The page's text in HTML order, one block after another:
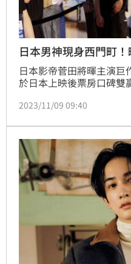
日本男神現身西門町
日本影帝菅田將暉主演巨
於日本上映後票房口碑雙
太在片中飾演重要角色、
灣以外，這也是他第一次
當重大。
2023/11/09 09:40